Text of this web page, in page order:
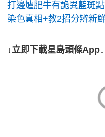
打邊爐肥牛有詭異藍斑
染色真相+教2招分辨新
↓立即下載星島頭條App↓